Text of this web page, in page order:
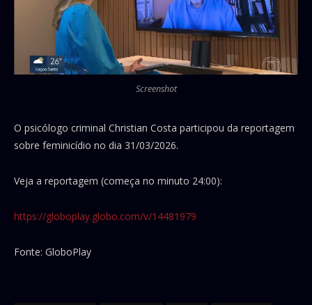
Screenshot
O psicólogo criminal Christian Costa participou da reportagem
sobre feminicídio no dia 31/03/2026.
Veja a reportagem (começa no minuto 24:00):
https://globoplay.globo.com/v/14481979
Fonte: GloboPlay